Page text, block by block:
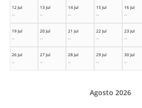
12 Jul
--
13 Jul
--
14 Jul
--
15 Jul
--
16 Jul
--
19 Jul
--
20 Jul
--
21 Jul
--
22 Jul
--
23 Jul
--
26 Jul
--
27 Jul
--
28 Jul
--
29 Jul
--
30 Jul
--
Agosto 2026